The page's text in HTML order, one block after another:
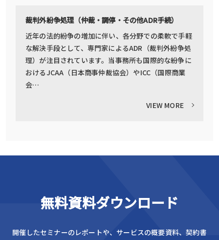
裁判外紛争処理（仲裁・調停・その他ADR手続）
近年の法的紛争の増加に伴い、各分野での柔軟で手軽
な解決手段として、専門家によるADR（裁判外紛争処
理）が注目されています。当事務所も国際的な紛争に
おけるJCAA（日本商事仲裁協会）やICC（国際商業
会…
VIEW MORE
無料資料ダウンロード
開催したセミナーのレポートや、サービスの概要資料、契約書